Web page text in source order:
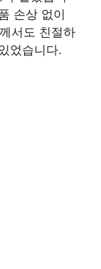
손상 없이
서도 친절하
었습니다.